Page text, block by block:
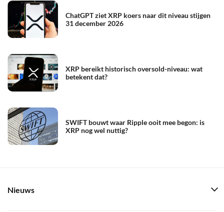
ChatGPT ziet XRP koers naar dit niveau stijgen
31 december 2026
XRP bereikt historisch oversold-niveau: wat
betekent dat?
SWIFT bouwt waar Ripple ooit mee begon: is
XRP nog wel nuttig?
Nieuws